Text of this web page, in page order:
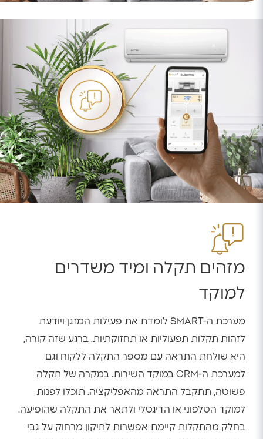
מזהים תקלה ומיד משדרים
למוקד
מערכת ה-SMART לומדת את פעילות המזגן ויודעת
לזהות תקלות תפעוליות או תחזוקתיות. ברגע שזה קורה,
היא שולחת התראה עם מספר התקלה ללקוח וגם
למערכת ה-CRM במוקד השירות. במקרה של תקלה
פשוטה, תתקבל התראה מהאפליקציה. תוכלו לפנות
למוקד הטלפוני או הדיגטלי ולתאר את התקלה שהופיעה.
בחלק מהתקלות קיימת אפשרות לתיקון מרחוק על גבי